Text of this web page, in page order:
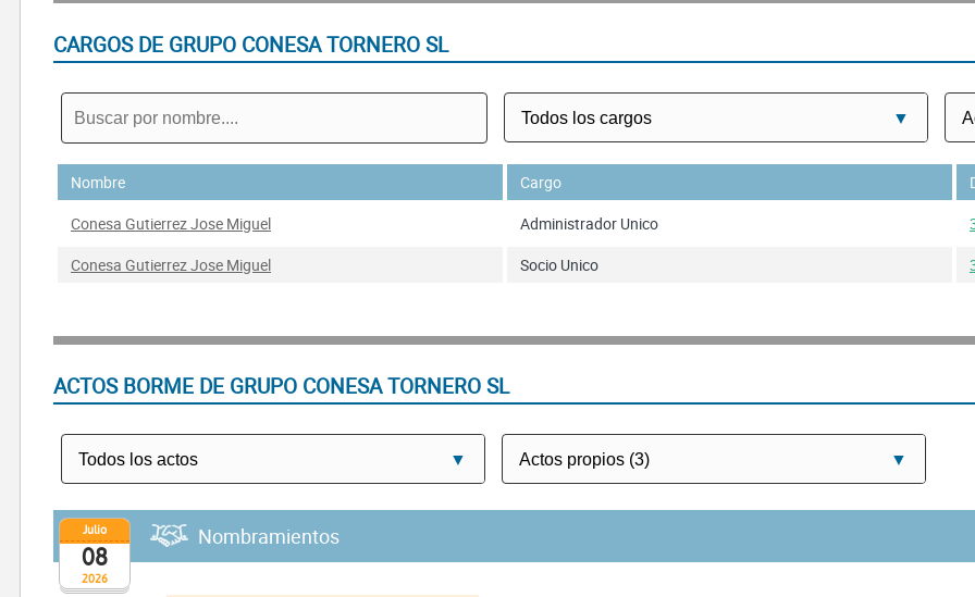
CARGOS DE GRUPO CONESA TORNERO SL
Nombre Cargo
Conesa Gutierrez Jose Miguel
Administrador Unico
Conesa Gutierrez Jose Miguel
Socio Unico
ACTOS BORME DE GRUPO CONESA TORNERO SL
2026
Julio
08
Nombramientos